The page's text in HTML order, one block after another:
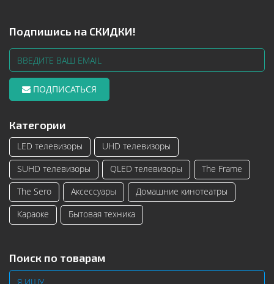
Подпишись на СКИДКИ!
ПОДПИСАТЬСЯ
Категории
LED телевизоры
UHD телевизоры
SUHD телевизоры
QLED телевизоры
The Frame
The Sero
Аксессуары
Домашние кинотеатры
Караоке
Бытовая техника
Поиск по товарам